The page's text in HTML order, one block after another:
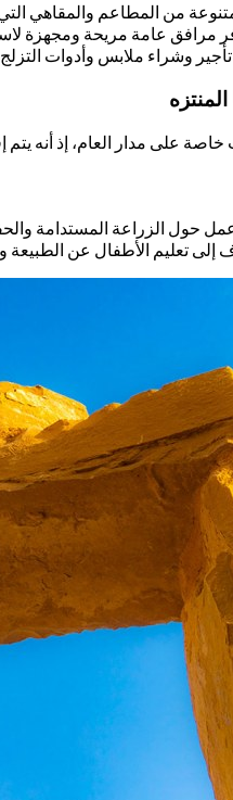
من المطاعم والمقاهي
مرافق عامة مريحة ومجهزة
تأجير وشراء ملابس وأدوات
على مدار العام، إذ أنه
حول الزراعة المستدامة
إلى تعليم الأطفال عن الطبيعة